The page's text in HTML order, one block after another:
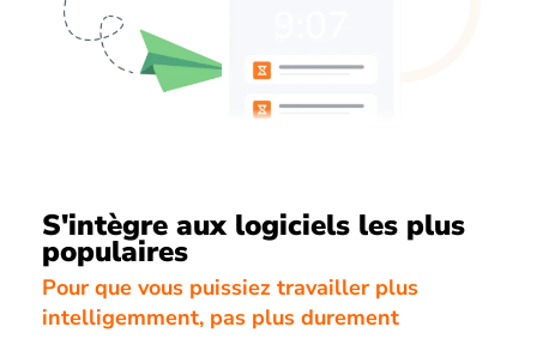
S'intègre aux logiciels les plus
populaires
Pour que vous puissiez travailler plus
intelligemment, pas plus durement